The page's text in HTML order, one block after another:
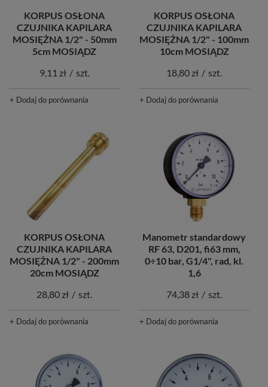
KORPUS OSŁONA
CZUJNIKA KAPILARA
MOSIĘŻNA 1/2" - 50mm
5cm MOSIĄDZ
9,11 zł / szt.
+ Dodaj do porównania
KORPUS OSŁONA
CZUJNIKA KAPILARA
MOSIĘŻNA 1/2" - 100mm
10cm MOSIĄDZ
18,80 zł / szt.
+ Dodaj do porównania
KORPUS OSŁONA
CZUJNIKA KAPILARA
MOSIĘŻNA 1/2" - 200mm
20cm MOSIĄDZ
28,80 zł / szt.
+ Dodaj do porównania
Manometr standardowy
RF 63, D201, fi63 mm,
0÷10 bar, G1/4", rad, kl.
1,6
74,38 zł / szt.
+ Dodaj do porównania